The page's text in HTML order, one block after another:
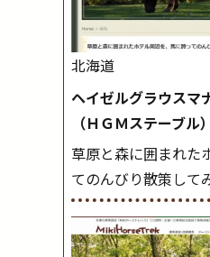
北海道
ヘイゼルグラウスマ
（ＨＧＭステーブル）
草原と森に囲まれた
てのんびり散策して